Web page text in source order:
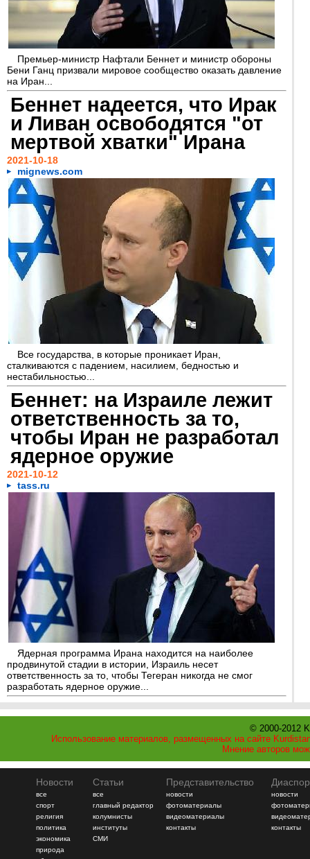
Премьер-министр Нафтали Беннет и министр обороны
Бени Ганц призвали мировое сообщество оказать давление
на Иран...
Беннет надеется, что Ирак
и Ливан освободятся "от
мертвой хватки" Ирана
2021-10-18
mignews.com
Все государства, в которые проникает Иран,
сталкиваются с падением, насилием, бедностью и
нестабильностью...
Беннет: на Израиле лежит
ответственность за то,
чтобы Иран не разработал
ядерное оружие
2021-10-12
tass.ru
Ядерная программа Ирана находится на наиболее
продвинутой стадии в истории, Израиль несет
ответственность за то, чтобы Тегеран никогда не смог
разработать ядерное оружие...
© 2000-2012
Использование материалов, размещенных на сайте
Мнение авторов
Новости
все
спорт
религия
политика
экономика
природа
Статьи
все
главный редактор
колумнисты
институты
СМИ
Представительство
новости
фотоматериалы
видеоматериалы
контакты
новости
контакты